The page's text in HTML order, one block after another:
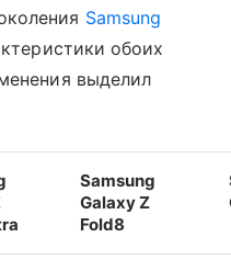
Samsung
обоих
выделил
Samsung
Galaxy Z
Fold8